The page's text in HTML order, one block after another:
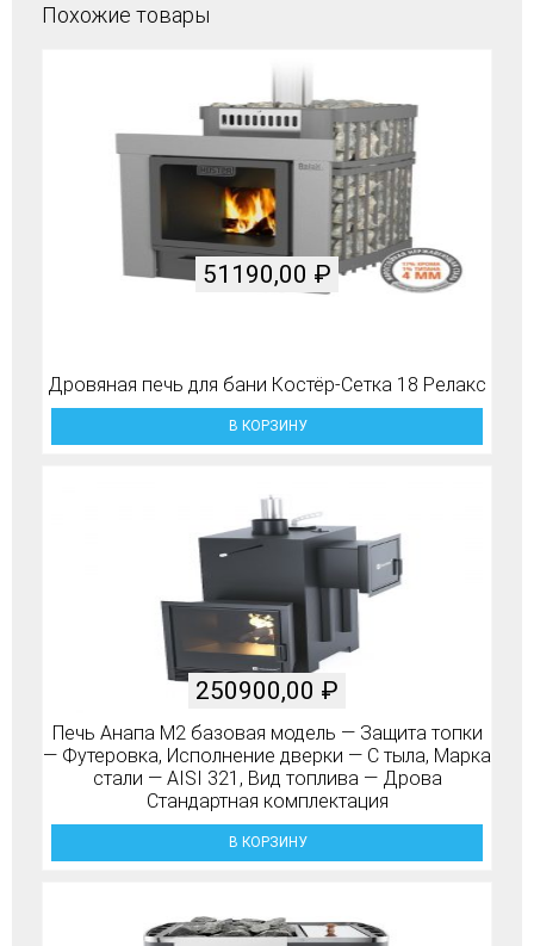
Похожие товары
Дровяная печь для бани Костёр-Сетка 18 Релакс
51190,00 ₽
В КОРЗИНУ
Печь Анапа М2 базовая модель — Защита топки
— Футеровка, Исполнение дверки — С тыла, Марка
стали — AISI 321, Вид топлива — Дрова
Стандартная комплектация
250900,00 ₽
В КОРЗИНУ